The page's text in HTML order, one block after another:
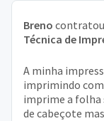
Breno contratou
Técnica de
A minha
imprimindo com
imprime a folha
de cabeçote